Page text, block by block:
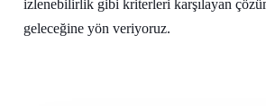
izlenebilirlik gibi kriterleri karşılayan
geleceğine yön veriyoruz.